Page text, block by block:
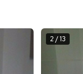
2 / 13